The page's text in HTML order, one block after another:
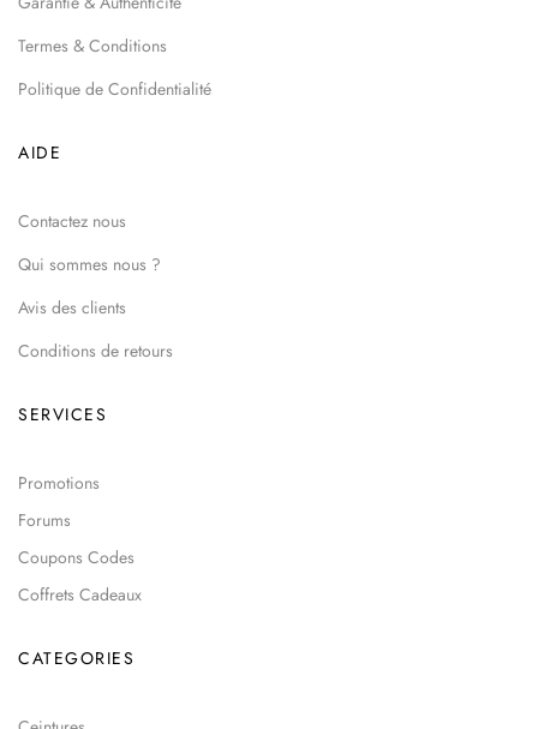
Termes & Conditions
Politique de Confidentialité
AIDE
Contactez nous
Qui sommes nous ?
Avis des clients
Conditions de retours
SERVICES
Promotions
Forums
Coupons Codes
Coffrets Cadeaux
CATEGORIES